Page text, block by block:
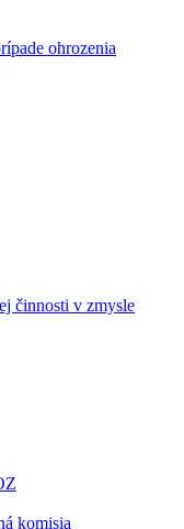
ohrozenia
činnosti v zmysle
komisia